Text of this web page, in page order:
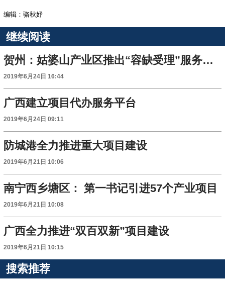
编辑：骆秋妤
继续阅读
贺州：姑婆山产业区推出“容缺受理”服务企业
2019年6月24日 16:44
广西建立项目代办服务平台
2019年6月24日 09:11
防城港全力推进重大项目建设
2019年6月21日 10:06
南宁西乡塘区： 第一书记引进57个产业项目
2019年6月21日 10:08
广西全力推进“双百双新”项目建设
2019年6月21日 10:15
搜索推荐